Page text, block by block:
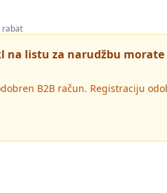
rabat
na listu za narudžbu
B2B račun. Registraciju